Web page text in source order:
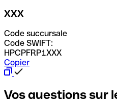
XXX
Code succursale
Code SWIFT:
HPCPFRP1XXX
Copier
Vos questions sur